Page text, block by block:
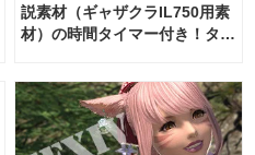
説素材（ギャザクラIL750用素
材）の時間タイマー付き！タイ